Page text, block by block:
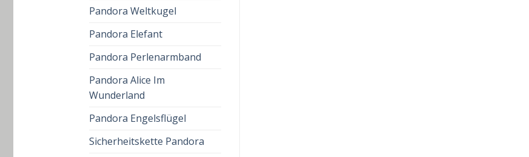
Pandora Weltkugel
Pandora Elefant
Pandora Perlenarmband
Pandora Alice Im
Wunderland
Pandora Engelsflügel
Sicherheitskette Pandora